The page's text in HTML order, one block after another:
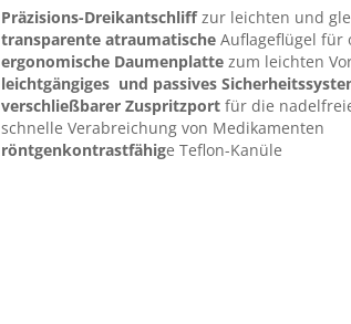
18 45 grün
17 45 weiß
16 45 grau
Präzisions-Dreikantschliffzur leichten und
transparente atraumatische Auflageflügel für
ergonomische Daumenplatte zum leichten
leichtgängiges und passives
verschließbarer Zuspritzport für die
schnelle Verabreichung von Medikamenten
röntgenkontrastfähige Teflon-Kanüle